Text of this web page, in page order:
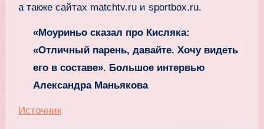
а также сайтах matchtv.ru и sportbox.ru.
«Моуриньо сказал про Кисляка:
«Отличный парень, давайте. Хочу видеть
его в составе». Большое интервью
Александра Маньякова
Источник